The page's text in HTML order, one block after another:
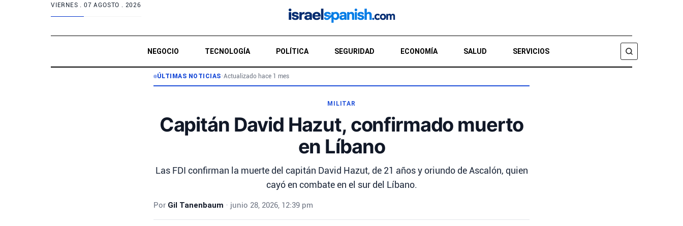
VIERNES . 07 AGOSTO . 2026
NEGOCIO TECNOLOGÍA POLÍTICA SEGURIDAD ECONOMÍA SALUD SERVICIOS
BUSCAR
ÚLTIMAS NOTICIAS•Actualizado hace 1 mes
MILITAR
Capitán David Hazut, confirmado muerto
en Líbano
Las FDI confirman la muerte del capitán David Hazut, de 21 años y oriundo de Ascalón, quien
cayó en combate en el sur del Líbano.
Por Gil Tanenbaum • junio 28, 2026, 12:39 pm